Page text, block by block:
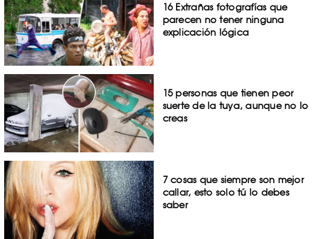
16 Extrañas fotografías que
parecen no tener ninguna
explicación lógica
15 personas que tienen peor
suerte de la tuya, aunque no lo
creas
7 cosas que siempre son mejor
callar, esto solo tú lo debes
saber